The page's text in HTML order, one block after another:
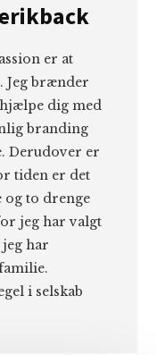
er at
Jeg brænder
dig med
branding
Derudover er
tiden er det
og to drenge
jeg har valgt
har
i selskab